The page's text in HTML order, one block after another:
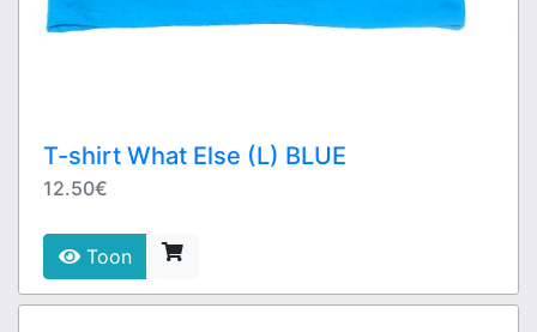
T-shirt What Else (L) BLUE
12.50€
Toon